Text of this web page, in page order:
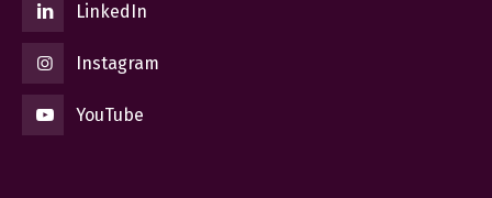
LinkedIn
Instagram
YouTube